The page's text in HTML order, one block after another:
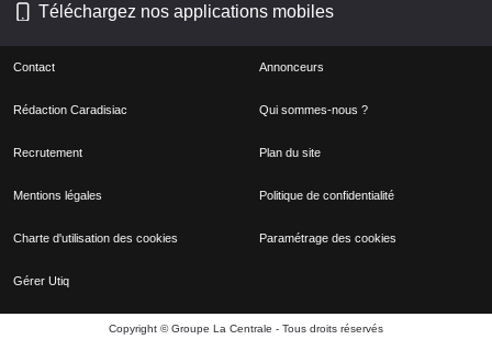
Téléchargez nos applications mobiles
Contact Annonceurs
Rédaction Caradisiac Qui sommes-nous ?
Recrutement Plan du site
Mentions légales Politique de confidentialité
Charte d'utilisation des cookies Paramétrage des cookies
Gérer Utiq
Copyright © Groupe La Centrale - Tous droits réservés